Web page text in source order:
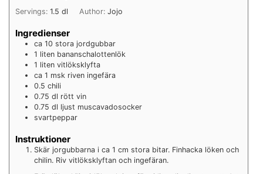
Servings: 1.5 dl Author:Jojo
Ingredienser
ca 10 stora jordgubbar
1 liten bananschalottenlök
1 liten vitlöksklyfta
ca 1 msk riven ingefära
0.5 chili
0.75 dl rött vin
0.75 dl ljust muscavadosocker
svartpeppar
Instruktioner
Skär jorgubbarna i ca 1 cm stora bitar. Finhacka löken och
chilin. Riv vitlöksklyftan och ingefäran.